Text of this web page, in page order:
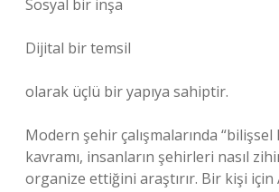
Sosyal bir inşa
Dijital bir temsil
olarak üçlü bir yapıya sahiptir.
Modern şehir çalışmalarında
kavramı, insanların şehirleri nasıl
organize ettiğini araştırır. Bir kişi için